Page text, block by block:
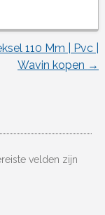
110 Mm | Pvc |
Wavin kopen →
velden zijn